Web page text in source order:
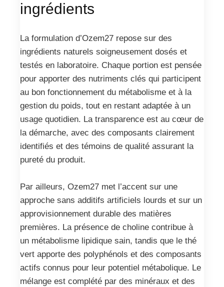
ingrédients
La formulation d’Ozem27 repose sur des
ingrédients naturels soigneusement dosés et
testés en laboratoire. Chaque portion est pensée
pour apporter des nutriments clés qui participent
au bon fonctionnement du métabolisme et à la
gestion du poids, tout en restant adaptée à un
usage quotidien. La transparence est au cœur de
la démarche, avec des composants clairement
identifiés et des témoins de qualité assurant la
pureté du produit.
Par ailleurs, Ozem27 met l’accent sur une
approche sans additifs artificiels lourds et sur un
approvisionnement durable des matières
premières. La présence de choline contribue à
un métabolisme lipidique sain, tandis que le thé
vert apporte des polyphénols et des composants
actifs connus pour leur potentiel métabolique. Le
mélange est complété par des minéraux et des